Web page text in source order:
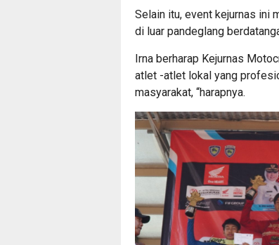
Selain itu, event kejurnas ini
di luar pandeglang
Irna berharap Kejurnas
atlet -atlet lokal yang
masyarakat, “harapnya.